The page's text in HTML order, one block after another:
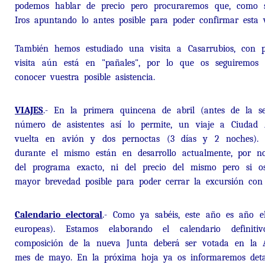
podemos hablar de precio pero procuraremos que, como
Iros apuntando lo antes posible para poder confirmar esta
También hemos estudiado una visita a Casarrubios, con
visita aún está en "pañales", por lo que os seguiremos
conocer vuestra posible asistencia.
VIAJES.- En la primera quincena de abril (antes de la
número de asistentes así lo permite, un viaje a
vuelta en avión y dos pernoctas (3 días y 2 noches).
durante el mismo están en desarrollo actualmente, por
del programa exacto, ni del precio del mismo pero si
mayor brevedad posible para poder cerrar la excursión
Calendario electoral.- Como ya sabéis, este año es año
europeas). Estamos elaborando el calendario
composición de la nueva Junta deberá ser votada en la
mes de mayo. En la próxima hoja ya os informaremos